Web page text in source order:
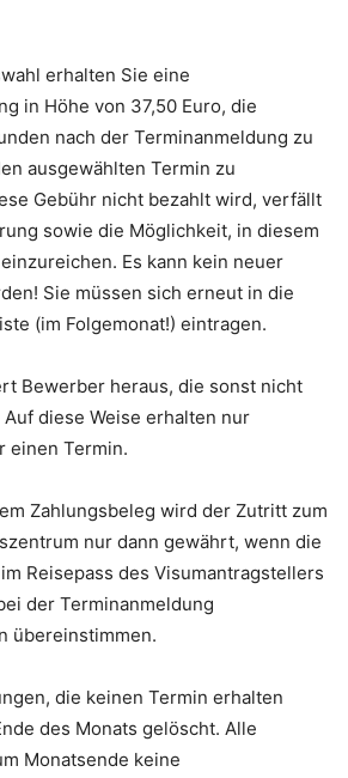
erhalten Sie eine
in Höhe von 37,50 Euro, die
nach der Terminanmeldung zu
ausgewählten Termin zu
Gebühr nicht bezahlt wird, verfällt
sowie die Möglichkeit, in diesem
Es kann kein neuer
Sie müssen sich erneut in die
(im Folgemonat!) eintragen.
Bewerber heraus, die sonst nicht
diese Weise erhalten nur
einen Termin.
Zahlungsbeleg wird der Zutritt zum
nur dann gewährt, wenn die
Reisepass des Visumantragstellers
der Terminanmeldung
übereinstimmen.
die keinen Termin erhalten
des Monats gelöscht. Alle
Monatsende keine